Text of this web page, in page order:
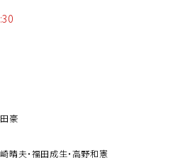
豪
晴夫・福田成生・高野和憲